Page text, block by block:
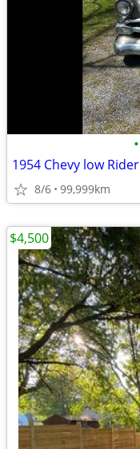
•
1954 Chevy low Rider
8/6 99,999km
$4,500